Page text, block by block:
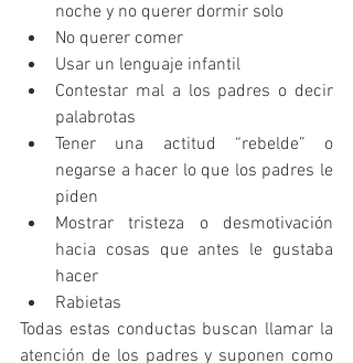
noche y no querer dormir solo
No querer comer
Usar un lenguaje infantil
Contestar mal a los padres o decir
palabrotas
Tener una actitud “rebelde” o
negarse a hacer lo que los padres le
piden
Mostrar tristeza o desmotivación
hacia cosas que antes le gustaba
hacer
Rabietas
Todas estas conductas buscan llamar la
atención de los padres y suponen como